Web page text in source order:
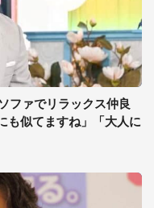
ファでリラックス仲良
も似てますね」「大人に